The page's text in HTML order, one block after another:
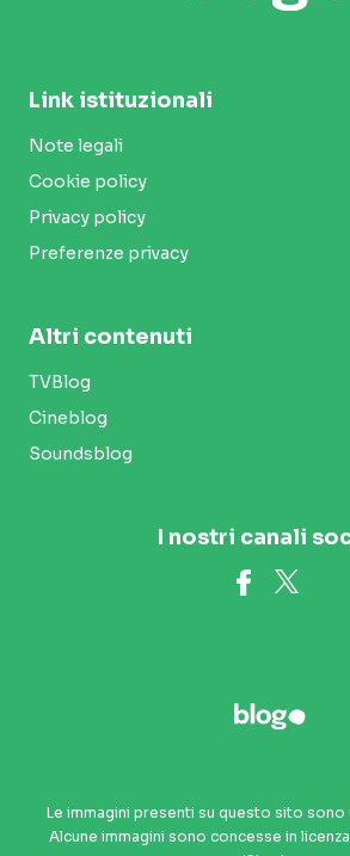
Link istituzionali
Note legali
Cookie policy
Privacy policy
Preferenze privacy
Altri contenuti
TVBlog
Cineblog
Soundsblog
I nostri canali
Le immagini presenti su questo sito sono
Alcune immagini sono concesse in